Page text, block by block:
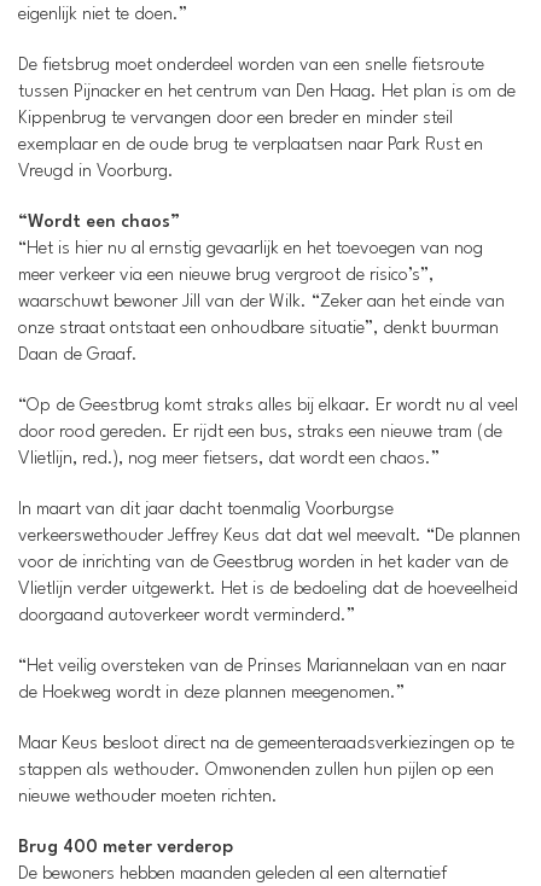
eigenlijk niet te doen.”
De fietsbrug moet onderdeel worden van een snelle fietsroute
tussen Pijnacker en het centrum van Den Haag. Het plan is om de
Kippenbrug te vervangen door een breder en minder steil
exemplaar en de oude brug te verplaatsen naar Park Rust en
Vreugd in Voorburg.
“Wordt een chaos”
“Het is hier nu al ernstig gevaarlijk en het toevoegen van nog
meer verkeer via een nieuwe brug vergroot de risico’s”,
waarschuwt bewoner Jill van der Wilk. “Zeker aan het einde van
onze straat ontstaat een onhoudbare situatie”, denkt buurman
Daan de Graaf.
“Op de Geestbrug komt straks alles bij elkaar. Er wordt nu al veel
door rood gereden. Er rijdt een bus, straks een nieuwe tram (de
Vlietlijn, red.), nog meer fietsers, dat wordt een chaos.”
In maart van dit jaar dacht toenmalig Voorburgse
verkeerswethouder Jeffrey Keus dat dat wel meevalt. “De plannen
voor de inrichting van de Geestbrug worden in het kader van de
Vlietlijn verder uitgewerkt. Het is de bedoeling dat de hoeveelheid
doorgaand autoverkeer wordt verminderd.”
“Het veilig oversteken van de Prinses Mariannelaan van en naar
de Hoekweg wordt in deze plannen meegenomen.”
Maar Keus besloot direct na de gemeenteraadsverkiezingen op te
stappen als wethouder. Omwonenden zullen hun pijlen op een
nieuwe wethouder moeten richten.
Brug 400 meter verderop
De bewoners hebben maanden geleden al een alternatief